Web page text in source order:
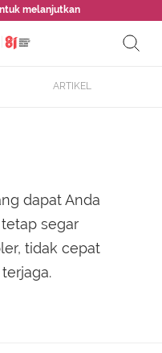
melanjutkan
ARTIKEL
dapat Anda
segar
tidak cepat